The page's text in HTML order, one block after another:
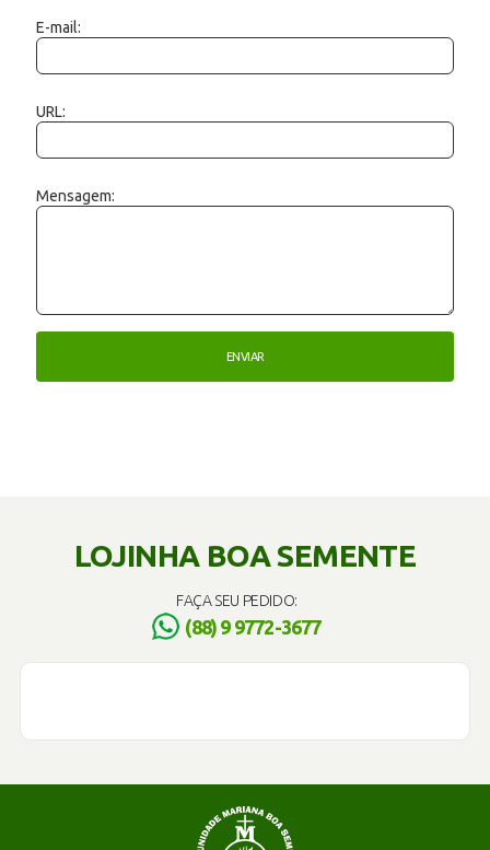
E-mail:
URL:
Mensagem:
LOJINHA BOA SEMENTE
FAÇA SEU PEDIDO:
(88) 9 9772-3677